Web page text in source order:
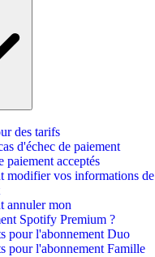
des tarifs
d'échec de paiement
paiement acceptés
modifier vos informations de
annuler mon
Spotify Premium ?
pour l'abonnement Duo
pour l'abonnement Famille